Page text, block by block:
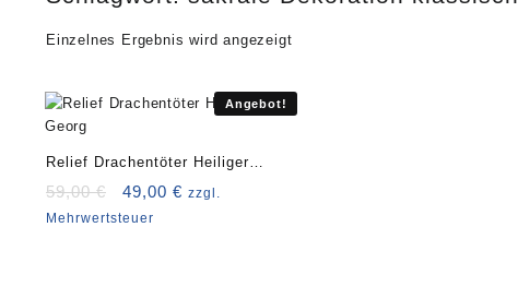
Einzelnes Ergebnis wird angezeigt
Angebot!
Relief Drachentöter Heiliger
Georg
59,00€
Ursprünglicher
Preis
49,00 € Aktueller
zzgl.
Mehrwertsteuer